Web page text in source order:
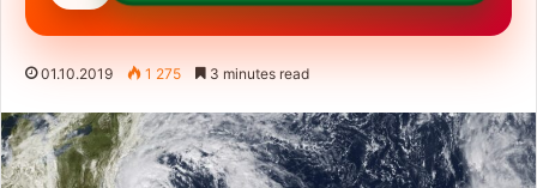
01.10.2019 1 275 3 minutes read